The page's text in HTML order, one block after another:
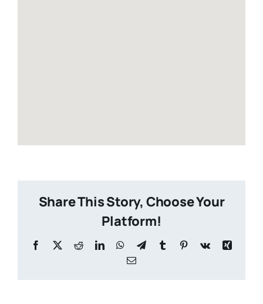
Share This Story, Choose Your
Platform!
Facebook
X RedditLinkedInWhatsApp
TelegramTumblr Pinterest
Vk
Xing
Email